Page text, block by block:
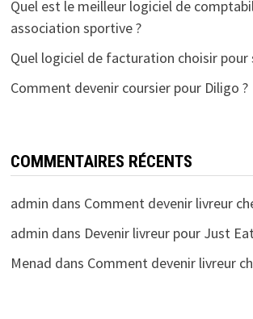
Quel est le meilleur logiciel de
association sportive ?
Quel logiciel de facturation choisir pour
Comment devenir coursier pour Diligo ?
COMMENTAIRES RÉCENTS
admin dans Comment devenir livreur
admin dans Devenir livreur pour Just
Menad dans Comment devenir livreur